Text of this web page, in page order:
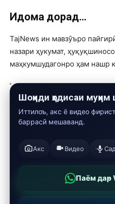
Идома дорад…
TajNews ин мавзӯъро
назари ҳукумат,
маҳкумшудагонро ҳам нашр
Шоҳиди ҳодисаи
Иттилоъ, акс ё видео
баррасӣ мешаванд.
Акс Видео
Паём дар